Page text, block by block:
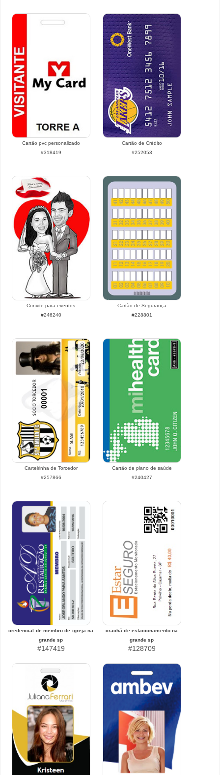
Cartão pvc personalizado
#318419
Cartão de Crédito
#252053
Convite para eventos
#246240
Cartão de Segurança
#228801
Carteirinha de Torcedor
#257866
Cartão de plano de saúde
#240427
credencial de membro de igreja na
grande sp
#147419
crachá de estacionamento na
grande sp
#128709